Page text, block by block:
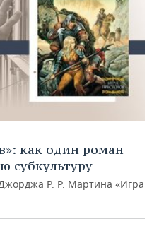
как один роман
субкультуру
Р. Р. Мартина «Игра